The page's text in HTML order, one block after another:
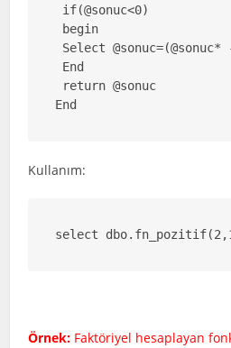
if(@sonuc<0)
begin
Select @sonuc=(@sonuc*
End
return @sonuc
End
Kullanım:
select
Örnek: Faktöriyel hesaplayan